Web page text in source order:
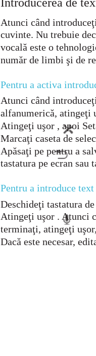
Atunci când
cuvinte. Nu trebuie
vocală este o
număr de limbi şi de
Pentru a activa
Atunci când
alfanumerică, atingeţi
Atingeţi uşor , apoi
Marcaţi caseta de
Apăsaţi pe pentru a
tastatura pe ecran sau
Pentru a introduce
Deschideţi tastatura
Atingeţi uşor . Atunci
terminaţi, atingeţi
Dacă este necesar,